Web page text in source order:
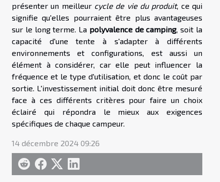
présenter un meilleur cycle de vie du produit, ce qui
signifie qu'elles pourraient être plus avantageuses
sur le long terme. La polyvalence de camping, soit la
capacité d'une tente à s'adapter à différents
environnements et configurations, est aussi un
élément à considérer, car elle peut influencer la
fréquence et le type d'utilisation, et donc le coût par
sortie. L'investissement initial doit donc être mesuré
face à ces différents critères pour faire un choix
éclairé qui répondra le mieux aux exigences
spécifiques de chaque campeur.
14 décembre 2024 09:26